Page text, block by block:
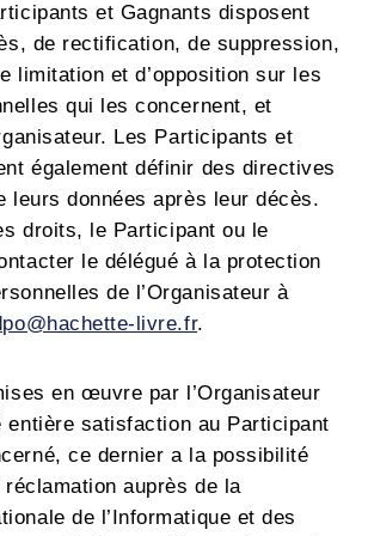
et Gagnants disposent
de rectification, de suppression,
limitation et d’opposition sur les
qui les concernent, et
Les Participants et
également définir des directives
leurs données après leur décès.
droits, le Participant ou le
le délégué à la protection
de l’Organisateur à
livre.fr.
en œuvre par l’Organisateur
entière satisfaction au Participant
ce dernier a la possibilité
réclamation auprès de la
de l’Informatique et des